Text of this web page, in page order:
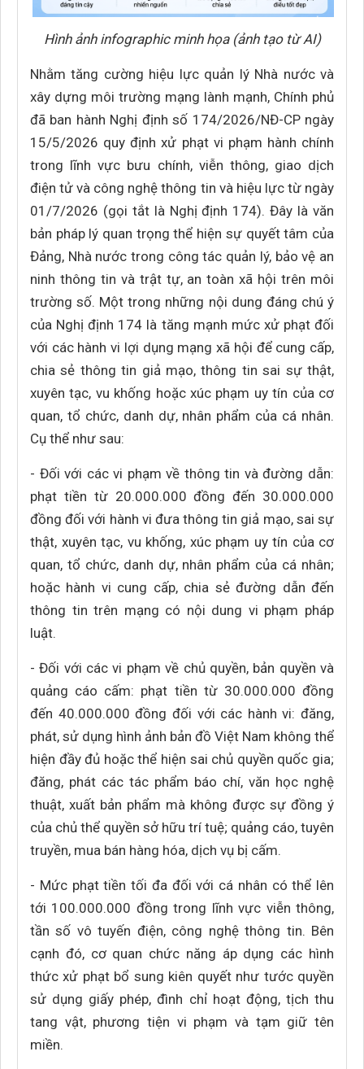
Hình ảnh infographic minh họa (ảnh tạo từ AI)
Nhằm tăng cường hiệu lực quản lý Nhà nước và
xây dựng môi trường mạng lành mạnh, Chính phủ
đã ban hành Nghị định số 174/2026/NĐ-CP ngày
15/5/2026 quy định xử phạt vi phạm hành chính
trong lĩnh vực bưu chính, viễn thông, giao dịch
điện tử và công nghệ thông tin và hiệu lực từ ngày
01/7/2026 (gọi tắt là Nghị định 174). Đây là văn
bản pháp lý quan trọng thể hiện sự quyết tâm của
Đảng, Nhà nước trong công tác quản lý, bảo vệ an
ninh thông tin và trật tự, an toàn xã hội trên môi
trường số. Một trong những nội dung đáng chú ý
của Nghị định 174 là tăng mạnh mức xử phạt đối
với các hành vi lợi dụng mạng xã hội để cung cấp,
chia sẻ thông tin giả mạo, thông tin sai sự thật,
xuyên tạc, vu khống hoặc xúc phạm uy tín của cơ
quan, tổ chức, danh dự, nhân phẩm của cá nhân.
Cụ thể như sau:
- Đối với các vi phạm về thông tin và đường dẫn:
phạt tiền từ 20.000.000 đồng đến 30.000.000
đồng đối với hành vi đưa thông tin giả mạo, sai sự
thật, xuyên tạc, vu khống, xúc phạm uy tín của cơ
quan, tổ chức, danh dự, nhân phẩm của cá nhân;
hoặc hành vi cung cấp, chia sẻ đường dẫn đến
thông tin trên mạng có nội dung vi phạm pháp
luật.
- Đối với các vi phạm về chủ quyền, bản quyền và
quảng cáo cấm: phạt tiền từ 30.000.000 đồng
đến 40.000.000 đồng đối với các hành vi: đăng,
phát, sử dụng hình ảnh bản đồ Việt Nam không thể
hiện đầy đủ hoặc thể hiện sai chủ quyền quốc gia;
đăng, phát các tác phẩm báo chí, văn học nghệ
thuật, xuất bản phẩm mà không được sự đồng ý
của chủ thể quyền sở hữu trí tuệ; quảng cáo, tuyên
truyền, mua bán hàng hóa, dịch vụ bị cấm.
- Mức phạt tiền tối đa đối với cá nhân có thể lên
tới 100.000.000 đồng trong lĩnh vực viễn thông,
tần số vô tuyến điện, công nghệ thông tin. Bên
cạnh đó, cơ quan chức năng áp dụng các hình
thức xử phạt bổ sung kiên quyết như tước quyền
sử dụng giấy phép, đình chỉ hoạt động, tịch thu
tang vật, phương tiện vi phạm và tạm giữ tên
miền.